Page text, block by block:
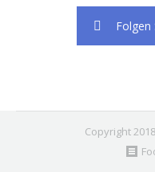
Folgen
Copyright